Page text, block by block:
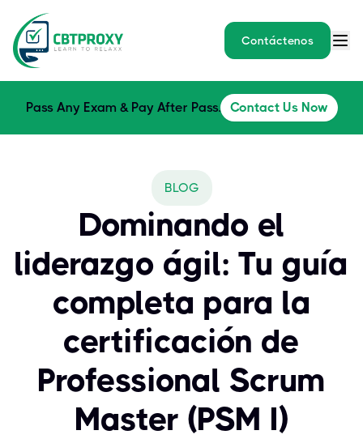
Contáctenos
Pass Any Exam & Pay After Pass. Contact Us Now
BLOG
Dominando el
liderazgo ágil: Tu guía
completa para la
certificación de
Professional Scrum
Master (PSM I)